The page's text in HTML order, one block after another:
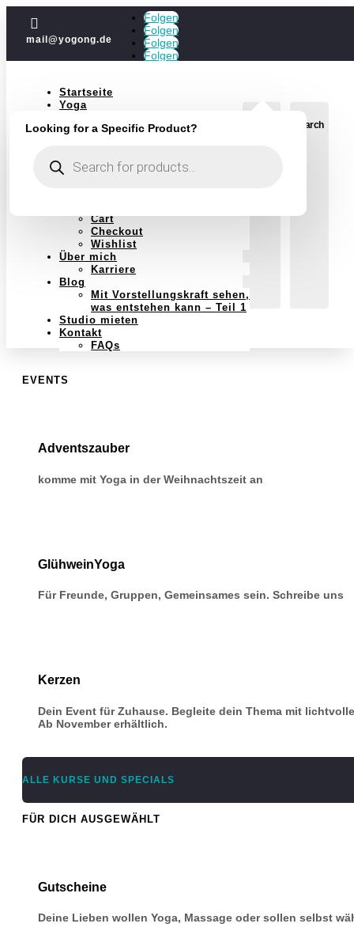

mail@yogong.de
Folgen
Folgen
Folgen
Folgen
Startseite
Yoga
Kurse
Schwangerschaft
Cart
Checkout
Wishlist
Über mich
Karriere
Blog
Mit Vorstellungskraft sehen,
was entstehen kann – Teil 1
Studio mieten
Kontakt
FAQs
Search
Looking for a Specific Product?
search
EVENTS
Adventszauber
komme mit Yoga in der Weihnachtszeit an
GlühweinYoga
Für Freunde, Gruppen, Gemeinsames sein. Schreibe uns
Kerzen
Dein Event für Zuhause. Begleite dein Thema mit
Ab November erhältlich.
ALLE KURSE UND SPECIALS
FÜR DICH AUSGEWÄHLT
Gutscheine
Deine Lieben wollen Yoga, Massage oder sollen selbst